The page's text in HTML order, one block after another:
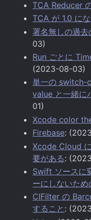
TCA Reducer
TCA が 1.0 に
署名無しの過
03)
Run ごとに
(2023-08-03)
単一の switch-
value と一緒に
01)
Xcode color
Firebase:
Xcode Cloud
要がある:
Swift ソースに
ーにしないため
CIFilter の
すること :